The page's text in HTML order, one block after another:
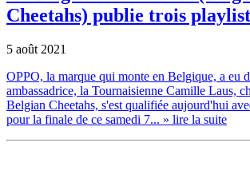
Cheetahs) publie trois
5 août 2021
OPPO, la marque qui monte en Belgique, a eu
ambassadrice, la Tournaisienne Camille Laus,
Belgian Cheetahs, s'est qualifiée aujourd'hui
pour la finale de ce samedi 7... » lire la suite